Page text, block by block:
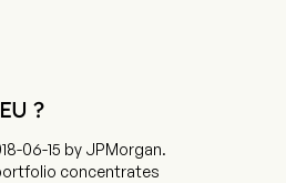
?
06-15 by JPMorgan.
concentrates